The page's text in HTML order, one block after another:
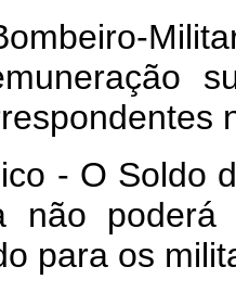
- O Soldo
não
para os